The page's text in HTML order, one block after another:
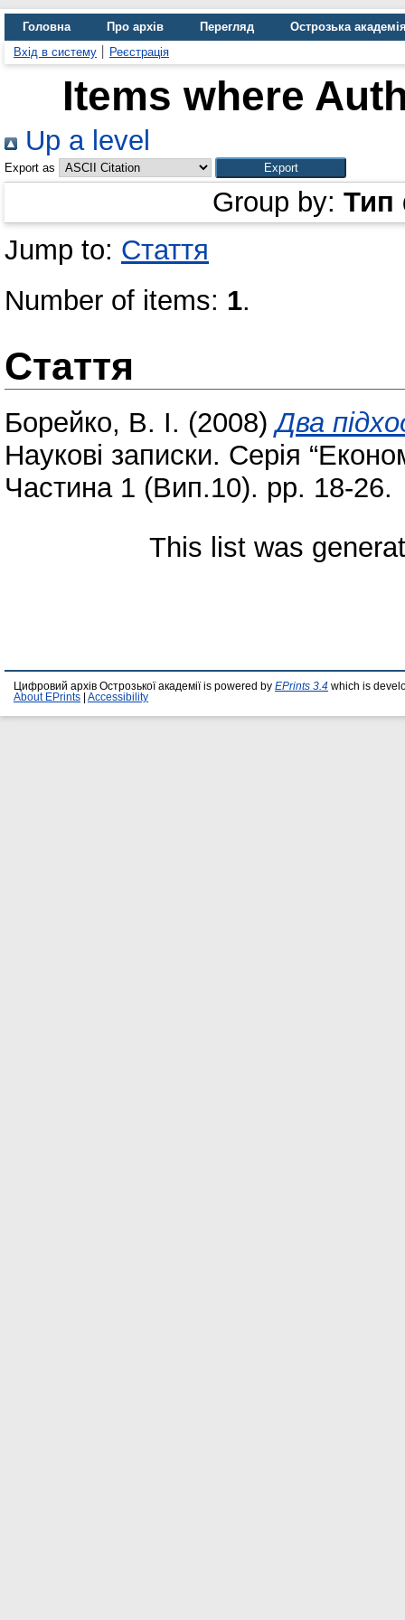
Головна Про архів Перегляд
Острозька
Вхід в систему
Реєстрація
Items where
Up a level
Export as
Group by: Тип
Jump to: Стаття
Number of items: 1.
Стаття
Борейко, В. І. (2008)Два
Наукові записки. Серія
Частина 1 (Вип.10). pp. 18-26.
This list was
Цифровий архів Острозької академії is powered by EPrints 3.4 which is
About EPrints
Accessibility